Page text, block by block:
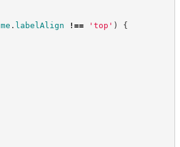
me . labelAlign !== ' top ' ) {